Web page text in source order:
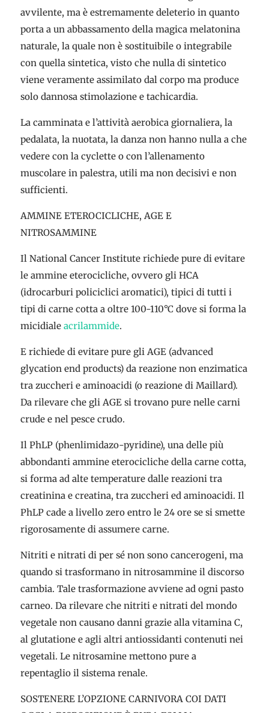
avvilente, ma è estremamente deleterio in quanto
porta a un abbassamento della magica melatonina
naturale, la quale non è sostituibile o integrabile
con quella sintetica, visto che nulla di sintetico
viene veramente assimilato dal corpo ma produce
solo dannosa stimolazione e tachicardia.
La camminata e l’attività aerobica giornaliera, la
pedalata, la nuotata, la danza non hanno nulla a che
vedere con la cyclette o con l’allenamento
muscolare in palestra, utili ma non decisivi e non
sufficienti.
AMMINE ETEROCICLICHE, AGE E
NITROSAMMINE
Il National Cancer Institute richiede pure di evitare
le ammine eterocicliche, ovvero gli HCA
(idrocarburi policiclici aromatici), tipici di tutti i
tipi di carne cotta a oltre 100-110°C dove si forma la
micidiale acrilammide.
E richiede di evitare pure gli AGE (advanced
glycation end products) da reazione non enzimatica
tra zuccheri e aminoacidi (o reazione di Maillard).
Da rilevare che gli AGE si trovano pure nelle carni
crude e nel pesce crudo.
Il PhLP (phenlimidazo-pyridine), una delle più
abbondanti ammine eterocicliche della carne cotta,
si forma ad alte temperature dalle reazioni tra
creatinina e creatina, tra zuccheri ed aminoacidi. Il
PhLP cade a livello zero entro le 24 ore se si smette
rigorosamente di assumere carne.
Nitriti e nitrati di per sé non sono cancerogeni, ma
quando si trasformano in nitrosammine il discorso
cambia. Tale trasformazione avviene ad ogni pasto
carneo. Da rilevare che nitriti e nitrati del mondo
vegetale non causano danni grazie alla vitamina C,
al glutatione e agli altri antiossidanti contenuti nei
vegetali. Le nitrosamine mettono pure a
repentaglio il sistema renale.
SOSTENERE L’OPZIONE CARNIVORA COI DATI